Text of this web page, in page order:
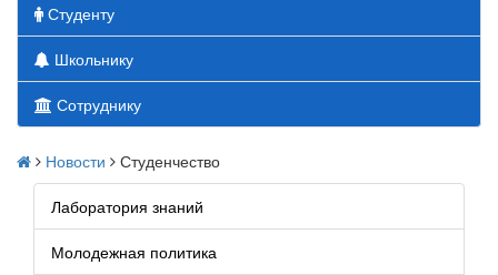
Студенту
Школьнику
Сотруднику
Новости Студенчество
Лаборатория знаний
Молодежная политика